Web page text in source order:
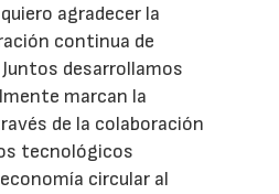
agradecer la
continua de
desarrollamos
marcan la
de la colaboración
tecnológicos
circular al